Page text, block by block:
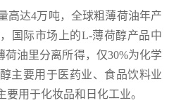
高达4万吨，全球粗薄荷油年产
国际市场上的L-薄荷醇产品中
荷油里分离所得，仅30%为化学
主要用于医药业、食品饮料业
用于化妆品和日化工业。